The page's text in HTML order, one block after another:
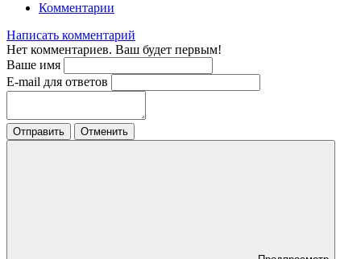
Комментарии
Написать комментарий
Нет комментариев. Ваш будет первым!
Ваше имя
E-mail для ответов
Отправить Отменить